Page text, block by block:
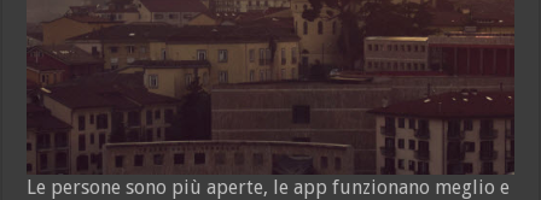
Le persone sono più aperte, le app funzionano meglio e